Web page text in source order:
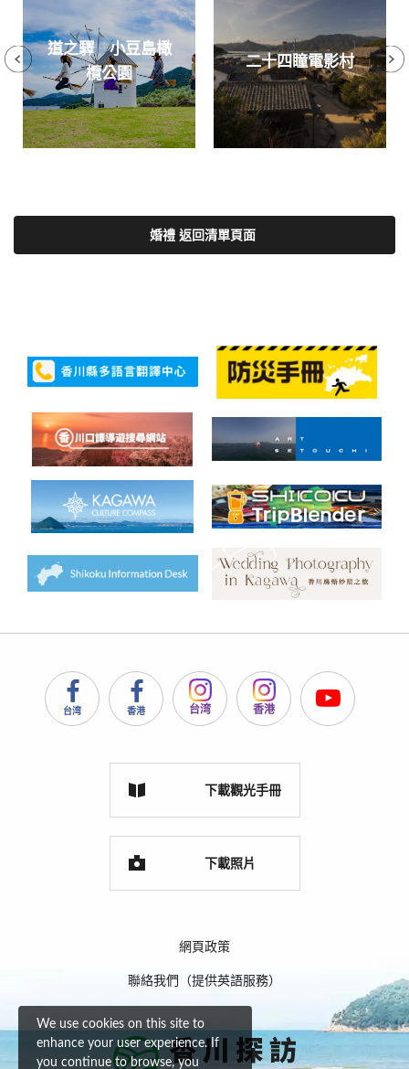
道之驛 小豆島橄
欖公園
二十四瞳電影村
婚禮 返回清單頁面
台湾 香港 台湾 香港
下載觀光手冊
下載照片
網頁政策
聯絡我們（提供英語服務）
We use cookies on this site to
enhance your user experience. If
you continue to browse, you